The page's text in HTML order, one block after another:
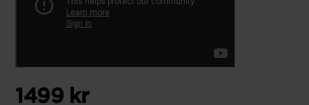
1499 kr